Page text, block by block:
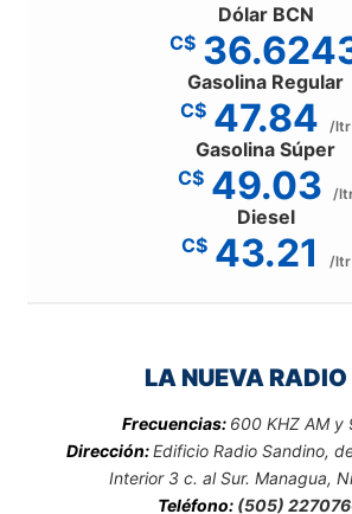
Dólar BCN
C$
Gasolina Regular
C$ 47.84 /ltr
Gasolina Súper
C$ 49.03 /
Diesel
C$ 43.21 /ltr
LA NUEVA
Frecuencias: 600 KHZ AM y
Dirección:Edificio Radio Sandino,
Interior 3 c. al Sur. Managua,
Teléfono: (505)